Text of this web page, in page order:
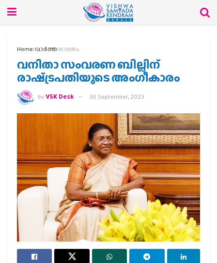
Home വാര്‍ത്ത ഭാരതം
വനിതാ സംവരണ ബില്ലിന്
രാഷ്‌ട്രപതിയുടെ അംഗീകാരം
byVSK Desk 30 September, 2023